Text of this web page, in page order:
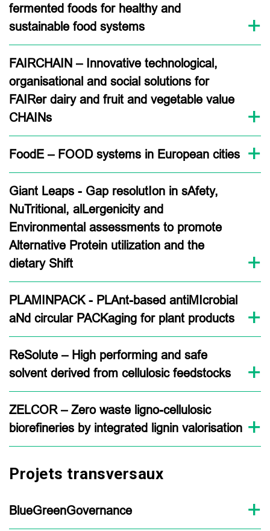
fermented foods for healthy and
sustainable food systems
FAIRCHAIN – Innovative technological,
organisational and social solutions for
FAIRer dairy and fruit and vegetable value
CHAINs
FoodE – FOOD systems in European cities
Giant Leaps - Gap resolutIon in sAfety,
NuTritional, alLergenicity and
Environmental assessments to promote
Alternative Protein utilization and the
dietary Shift
PLAMINPACK - PLAnt-based antiMIcrobial
aNd circular PACKaging for plant products
ReSolute – High performing and safe
solvent derived from cellulosic feedstocks
ZELCOR – Zero waste ligno-cellulosic
biorefineries by integrated lignin valorisation
Projets transversaux
BlueGreenGovernance